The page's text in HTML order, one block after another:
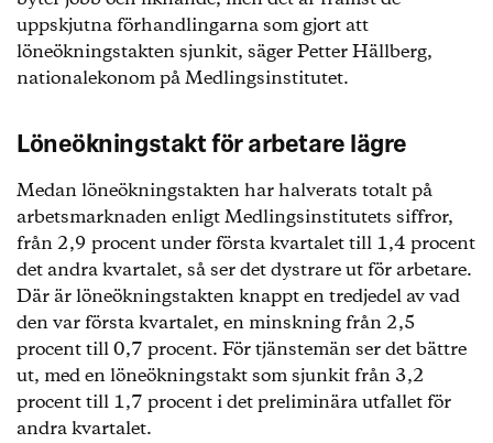
uppskjutna förhandlingarna som gjort att
löneökningstakten sjunkit, säger Petter Hällberg,
nationalekonom på Medlingsinstitutet.
Löneökningstakt för arbetare lägre
Medan löneökningstakten har halverats totalt på
arbetsmarknaden enligt Medlingsinstitutets siffror,
från 2,9 procent under första kvartalet till 1,4 procent
det andra kvartalet, så ser det dystrare ut för arbetare.
Där är löneökningstakten knappt en tredjedel av vad
den var första kvartalet, en minskning från 2,5
procent till 0,7 procent. För tjänstemän ser det bättre
ut, med en löneökningstakt som sjunkit från 3,2
procent till 1,7 procent i det preliminära utfallet för
andra kvartalet.